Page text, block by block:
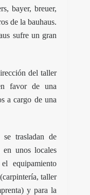
bayer, breuer,
de la bauhaus.
sufre un gran
del taller
favor de una
a cargo de una
se trasladan de
unos locales
equipamiento
taller
y para la